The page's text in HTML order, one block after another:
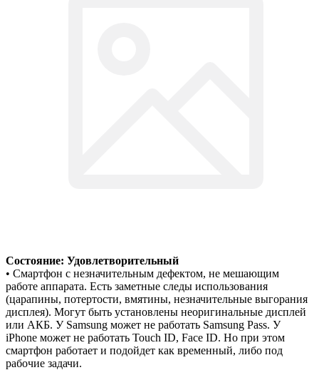
Состояние: Удовлетворительный
• Смартфон с незначительным дефектом, не мешающим
работе аппарата. Есть заметные следы использования
(царапины, потертости, вмятины, незначительные выгорания
дисплея). Могут быть установлены неоригинальные дисплей
или АКБ. У Samsung может не работать Samsung Pass. У
iPhone может не работать Touch ID, Face ID. Но при этом
смартфон работает и подойдет как временный, либо под
рабочие задачи.